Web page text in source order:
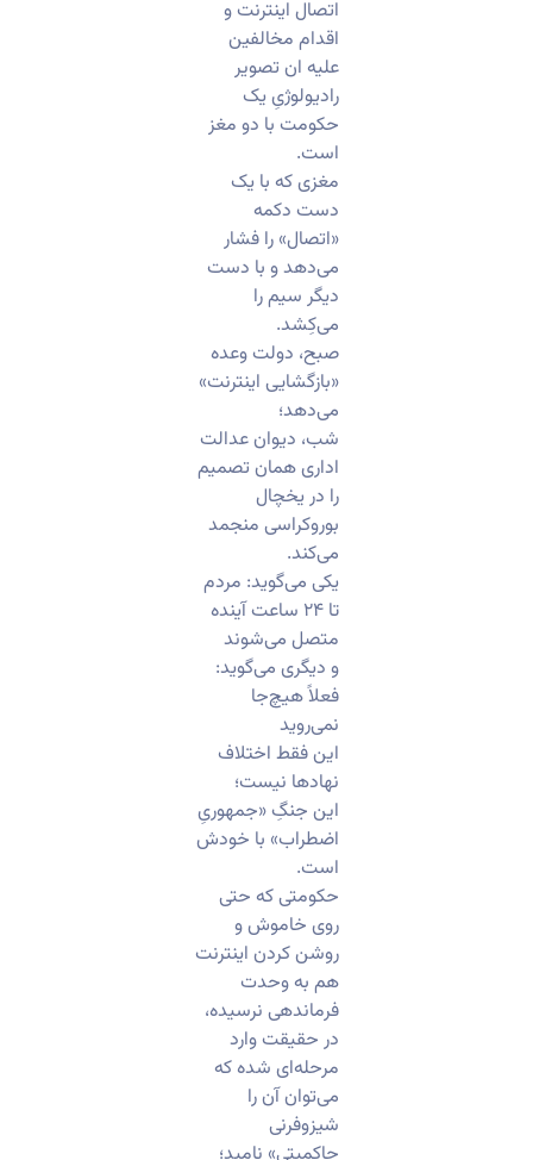
اتصال اینترنت و
اقدام مخالفین
علیه ان تصویر
رادیولوژیِ یک
حکومت با دو مغز
است.
مغزی که با یک
دست دکمه
«اتصال» را فشار
می‌دهد و با دست
دیگر سیم را
می‌کِشد.
صبح، دولت وعده
«بازگشایی اینترنت»
می‌دهد؛
شب، دیوان عدالت
اداری همان تصمیم
را در یخچال
بوروکراسی منجمد
می‌کند.
یکی می‌گوید: مردم
تا ۲۴ ساعت آینده
متصل می‌شوند
و دیگری می‌گوید:
فعلاً هیچ‌جا
نمی‌روید
این فقط اختلاف
نهادها نیست؛
این جنگِ «جمهوریِ
اضطراب» با خودش
است.
حکومتی که حتی
روی خاموش و
روشن کردن اینترنت
هم به وحدت
فرماندهی نرسیده،
در حقیقت وارد
مرحله‌ای شده که
می‌توان آن را
شیزوفرنی